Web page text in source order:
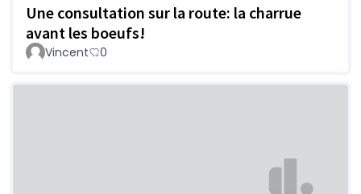
Une consultation sur la route: la charrue
avant les boeufs!
Vincent 0